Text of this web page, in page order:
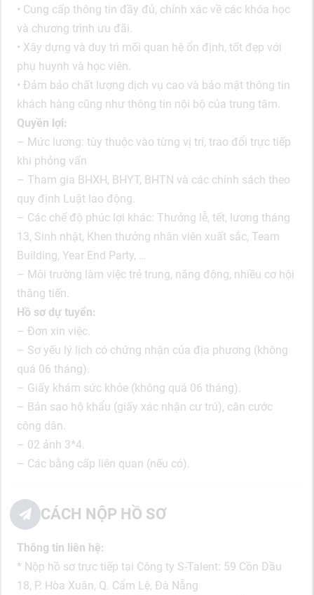
• Cung cấp thông tin đầy đủ, chính xác về các khóa học
và chương trình ưu đãi.
• Xây dựng và duy trì mối quan hệ ổn định, tốt đẹp với
phụ huynh và học viên.
• Đảm bảo chất lượng dịch vụ cao và bảo mật thông tin
khách hàng cũng như thông tin nội bộ của trung tâm.
Quyền lợi:
– Mức lương: tùy thuộc vào từng vị trí, trao đổi trực tiếp
khi phỏng vấn
– Tham gia BHXH, BHYT, BHTN và các chính sách theo
quy định Luật lao động.
– Các chế độ phúc lợi khác: Thưởng lễ, tết, lương tháng
13, Sinh nhật, Khen thưởng nhân viên xuất sắc, Team
Building, Year End Party, …
– Môi trường làm việc trẻ trung, năng động, nhiều cơ hội
thăng tiến.
Hồ sơ dự tuyển:
– Đơn xin việc.
– Sơ yếu lý lịch có chứng nhận của địa phương (không
quá 06 tháng).
– Giấy khám sức khỏe (không quá 06 tháng).
– Bản sao hộ khẩu (giấy xác nhận cư trú), căn cước
công dân.
– 02 ảnh 3*4.
– Các bằng cấp liên quan (nếu có).
CÁCH NỘP HỒ SƠ
Thông tin liên hệ:
* Nộp hồ sơ trực tiếp tại Công ty S-Talent: 59 Cồn Dầu
18, P. Hòa Xuân, Q. Cẩm Lệ, Đà Nẵng